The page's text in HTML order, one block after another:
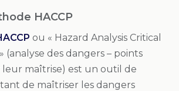
HACCP
ou « Hazard Analysis Critical
(analyse des dangers – points
maîtrise) est un outil de
de maîtriser les dangers